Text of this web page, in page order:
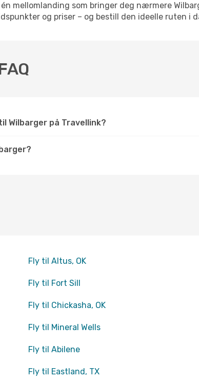
mellomlanding som bringer deg nærmere
og priser – og bestill den ideelle ruten i
Wilbarger på Travellink?
Fly til Altus, OK
Fly til Fort Sill
Fly til Chickasha, OK
Fly til Mineral Wells
Fly til Abilene
Fly til Eastland, TX